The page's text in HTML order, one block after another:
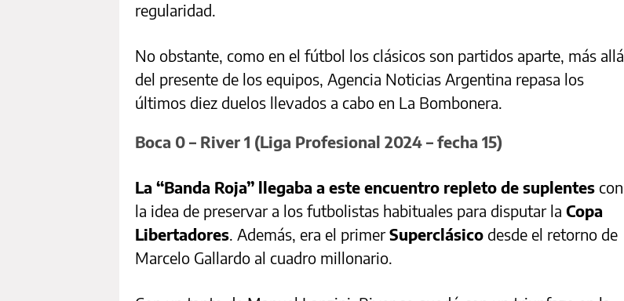
regularidad.
No obstante, como en el fútbol los clásicos son partidos aparte, más allá
del presente de los equipos, Agencia Noticias Argentina repasa los
últimos diez duelos llevados a cabo en La Bombonera.
Boca 0 – River 1 (Liga Profesional 2024 – fecha 15)
La “Banda Roja” llegaba a este encuentro repleto de suplentes con
la idea de preservar a los futbolistas habituales para disputar la Copa
Libertadores. Además, era el primerSuperclásico desde el retorno de
Marcelo Gallardo al cuadro millonario.